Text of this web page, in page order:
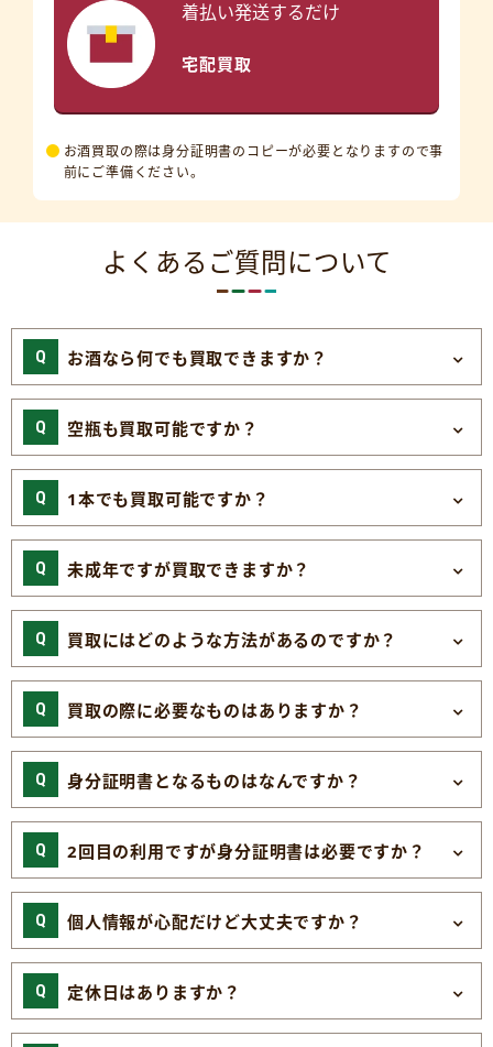
着払い発送するだけ
宅配買取
お酒買取の際は身分証明書のコピーが必要となりますので事
前にご準備ください。
よくあるご質問について
お酒なら何でも買取できますか？
空瓶も買取可能ですか？
1本でも買取可能ですか？
未成年ですが買取できますか？
買取にはどのような方法があるのですか？
買取の際に必要なものはありますか？
身分証明書となるものはなんですか？
2回目の利用ですが身分証明書は必要ですか？
個人情報が心配だけど大丈夫ですか？
定休日はありますか？